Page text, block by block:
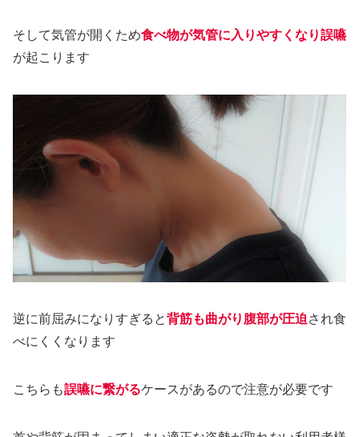
そして気管が開くため食べ物が気管に入りやすくなり誤嚥
が起こります
逆に前屈みになりすぎると背筋も曲がり腹部が圧迫 され食
べにくくなります
こちらも誤嚥に繋がるケースがあるので注意が必要です